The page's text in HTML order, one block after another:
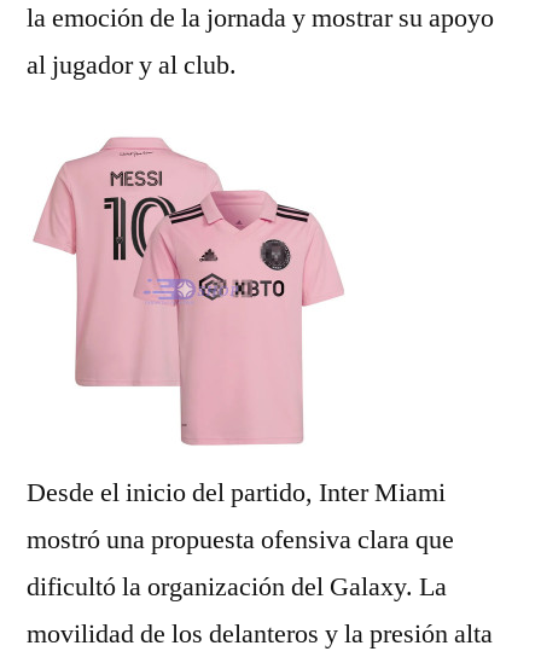
la emoción de la jornada y mostrar su apoyo
al jugador y al club.
Desde el inicio del partido, Inter Miami
mostró una propuesta ofensiva clara que
dificultó la organización del Galaxy. La
movilidad de los delanteros y la presión alta